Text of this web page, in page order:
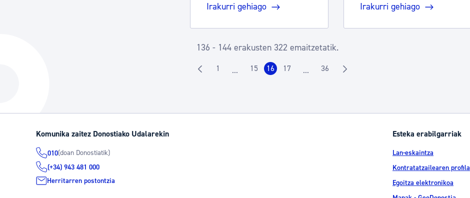
Irakurri gehiago Irakurri gehiago
136 - 144 erakusten 322 emaitzetatik.
Orrialdea
1 ...Intermediate Pages Use TAB to navigate.
Orrialdea
15 Orrialdea
16 Orrialdea
17 ...Intermediate Pages Use TAB to navigate.
Orrialdea
36
Komunika zaitez Donostiako Udalarekin
010(doan Donostiatik)
(+34) 943 481 000
Herritarren postontzia
Esteka erabilgarriak
Lan-eskaintza
Kontratatzailearen profila
Egoitza elektronikoa